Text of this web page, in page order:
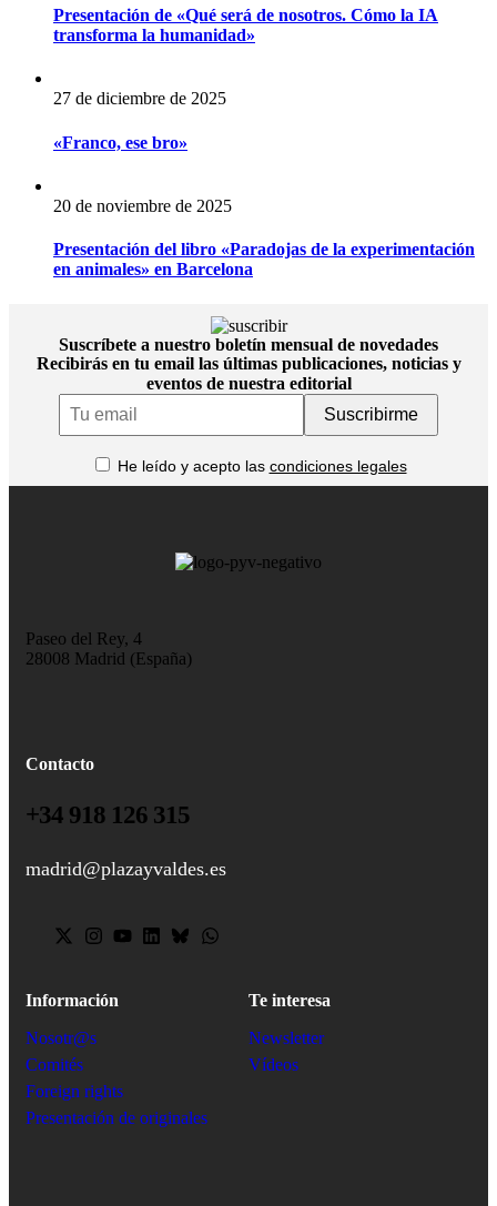
Presentación de «Qué será de nosotros. Cómo la IA
transforma la humanidad»
27 de diciembre de 2025
«Franco, ese bro»
20 de noviembre de 2025
Presentación del libro «Paradojas de la experimentación
en animales» en Barcelona
Suscríbete a nuestro boletín mensual de novedades
Recibirás en tu email las últimas publicaciones, noticias y
eventos de nuestra editorial
Email
He leído y acepto las condiciones legales
Paseo del Rey, 4
28008 Madrid (España)
Contacto
+34 918 126 315
madrid@plazayvaldes.es
Información
Nosotr@s
Comités
Foreign rights
Presentación de originales
Te interesa
Newsletter
Vídeos